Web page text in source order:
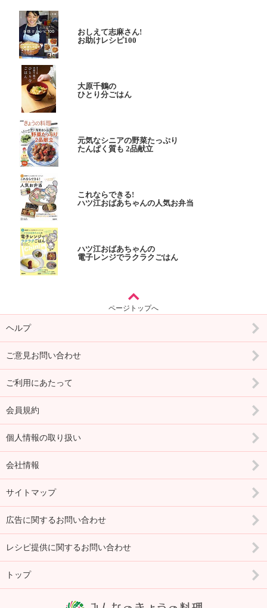
おしえて志麻さん!
お助けレシピ100
大原千鶴の
ひとり分ごはん
元気なシニアの野菜たっぷり
たんぱく質も 2品献立
これならできる!
ハツ江おばあちゃんの人気お弁当
ハツ江おばあちゃんの
電子レンジでラクラクごはん
ページトップへ
ヘルプ
ご意見お問い合わせ
ご利用にあたって
会員規約
個人情報の取り扱い
会社情報
サイトマップ
広告に関するお問い合わせ
レシピ提供に関するお問い合わせ
トップ